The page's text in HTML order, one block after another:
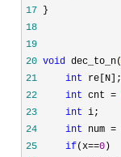
17
18
19
20 void dec_to_n(
21
int
22
int cnt =
23
int
24
int num =
25
if(x==0